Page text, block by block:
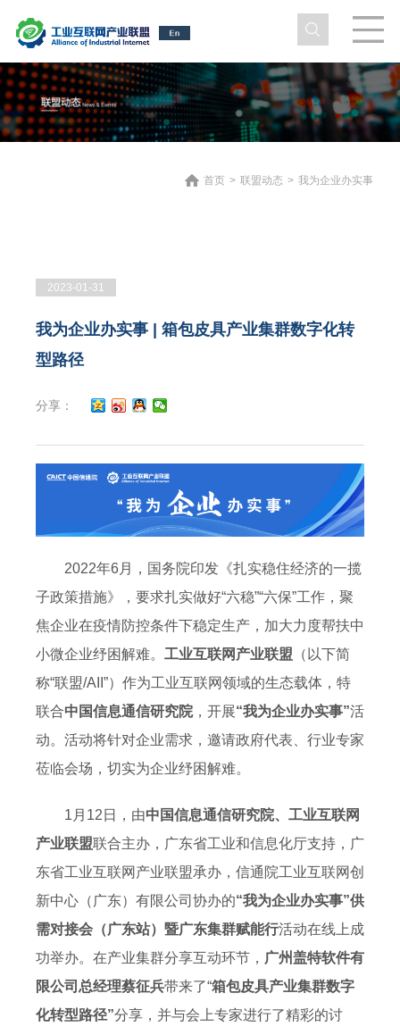
首页 > 联盟动态 > 我为企业办实事
2023-01-31
我为企业办实事 | 箱包皮具产业集群数字化转
型路径
分享：
2022年6月，国务院印发《扎实稳住经济的一揽
子政策措施》，要求扎实做好“六稳”“六保”工作，聚
焦企业在疫情防控条件下稳定生产，加大力度帮扶中
小微企业纾困解难。 工业互联网产业联盟 （以下简
称“联盟/AII”）作为工业互联网领域的生态载体，特
联合中国信息通信研究院，开展“我为企业办实事”活
动。活动将针对企业需求，邀请政府代表、行业专家
莅临会场，切实为企业纾困解难。
1月12日，由中国信息通信研究院、工业互联网
产业联盟联合主办，广东省工业和信息化厅支持，广
东省工业互联网产业联盟承办，信通院工业互联网创
新中心（广东）有限公司协办的“我为企业办实事”供
需对接会（广东站）暨广东集群赋能行活动在线上成
功举办。在产业集群分享互动环节， 广州盖特软件有
限公司总经理蔡征兵带来了“箱包皮具产业集群数字
化转型路径”分享，并与会上专家进行了精彩的讨